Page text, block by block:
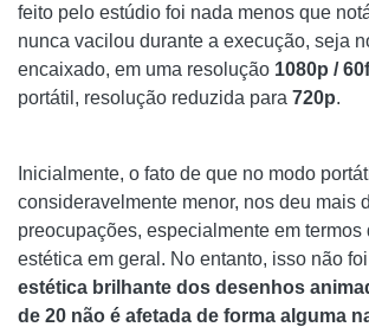
feito pelo estúdio foi nada menos que
nunca vacilou durante a execução, seja
encaixado, em uma resolução 1080p /
portátil, resolução reduzida para 720p.
Inicialmente, o fato de que no modo
consideravelmente menor, nos deu mais
preocupações, especialmente em termos
estética em geral. No entanto, isso não
estética brilhante dos desenhos
de 20 não é afetada de forma alguma